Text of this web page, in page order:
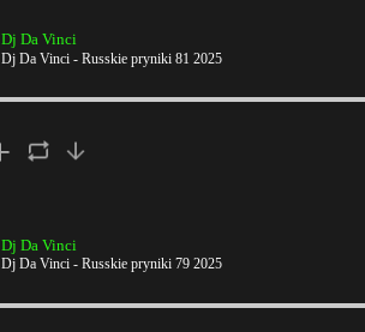
Dj Da Vinci
Dj Da Vinci - Russkie pryniki 81 2025
Dj Da Vinci
Dj Da Vinci - Russkie pryniki 79 2025